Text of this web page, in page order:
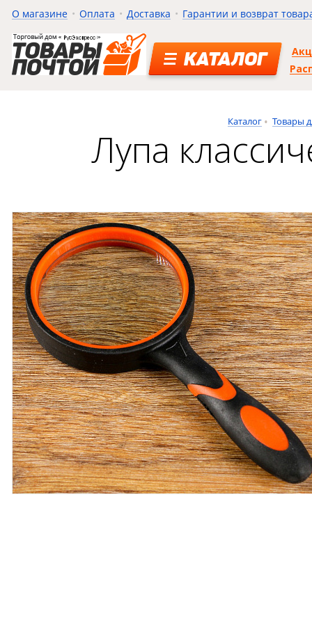
О магазине Оплата Доставка Гарантии и возврат
КАТАЛОГ
Каталог Товары
Лупа